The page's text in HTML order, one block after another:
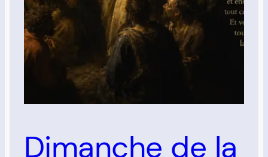
Dimanche de la